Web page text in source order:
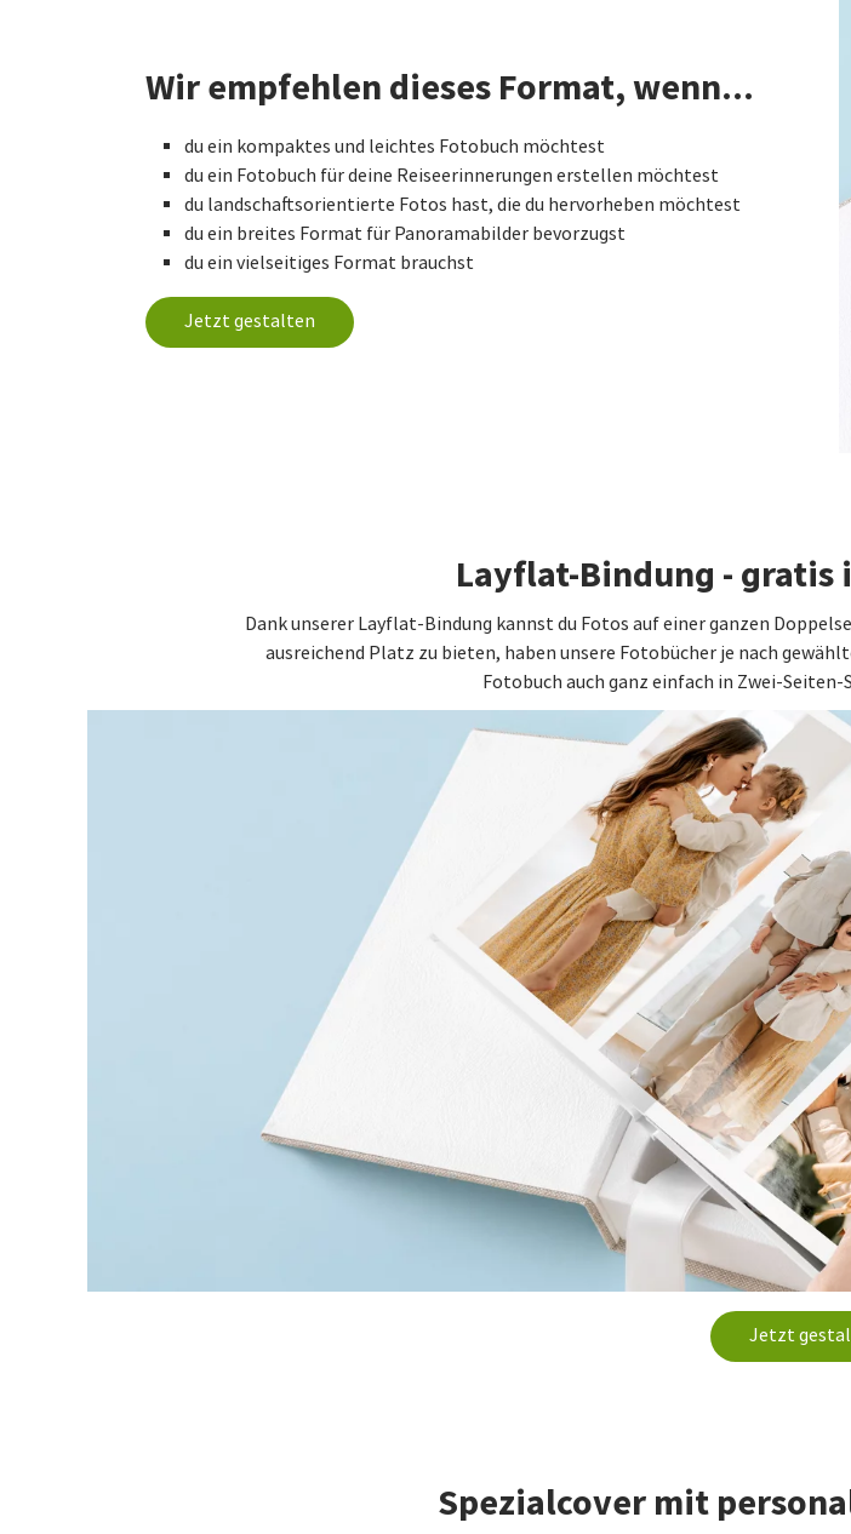
Wir empfehlen dieses Format, wenn...
du ein kompaktes und leichtes Fotobuch möchtest
du ein Fotobuch für deine Reiseerinnerungen erstellen möchtest
du landschaftsorientierte Fotos hast, die du hervorheben möchtest
du ein breites Format für Panoramabilder bevorzugst
du ein vielseitiges Format brauchst
Jetzt gestalten
Layflat-Bindung - gratis
Dank unserer Layflat-Bindung kannst du Fotos auf einer ganzen
ausreichend Platz zu bieten, haben unsere Fotobücher je nach
Fotobuch auch ganz einfach in Zwei-
Jetzt
Spezialcover mit